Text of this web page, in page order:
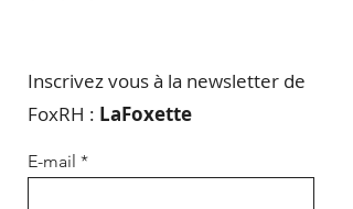
Inscrivez vous à la newsletter de
FoxRH : LaFoxette
E-mail